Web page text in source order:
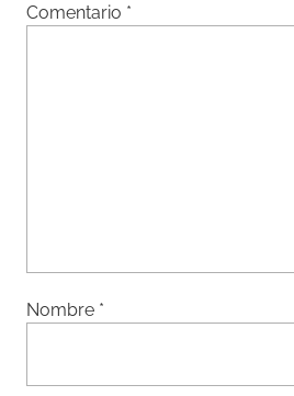
Comentario *
Nombre *